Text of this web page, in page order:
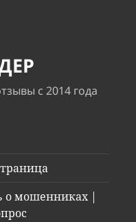
с 2014 года
о мошенниках |